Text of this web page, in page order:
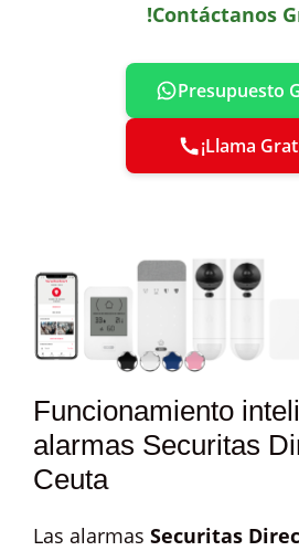
!Contáctanos
Presupuesto
¡Llama
Funcionamiento
alarmas Securitas
Ceuta
Las alarmas Securitas